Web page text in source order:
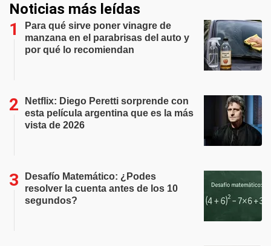
Noticias más leídas
Para qué sirve poner vinagre de
manzana en el parabrisas del auto y
por qué lo recomiendan
Netflix: Diego Peretti sorprende con
esta película argentina que es la más
vista de 2026
Desafío Matemático: ¿Podes
resolver la cuenta antes de los 10
segundos?